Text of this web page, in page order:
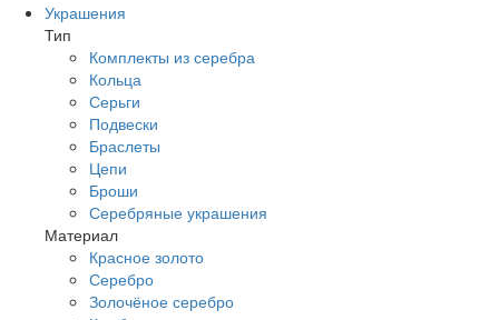
Украшения
Тип
Комплекты из серебра
Кольца
Серьги
Подвески
Браслеты
Цепи
Броши
Серебряные украшения
Материал
Красное золото
Серебро
Золочёное серебро